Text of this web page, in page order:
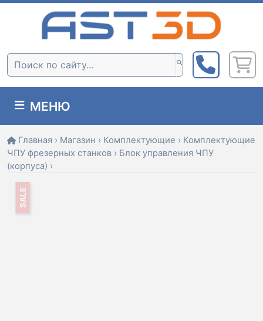
Skip
Поиск:
МЕНЮ
Главная › Магазин › Комплектующие › Комплектующие
ЧПУ фрезерных станков › Блок управления ЧПУ
(корпуса) ›
SALE